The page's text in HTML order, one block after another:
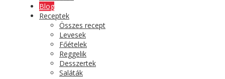
Blog
Receptek
Összes recept
Levesek
Főételek
Reggelik
Desszertek
Saláták